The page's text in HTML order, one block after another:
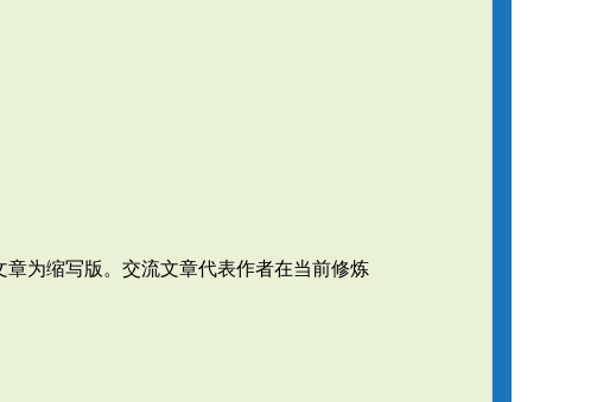
为缩写版。交流文章代表作者在当前修炼